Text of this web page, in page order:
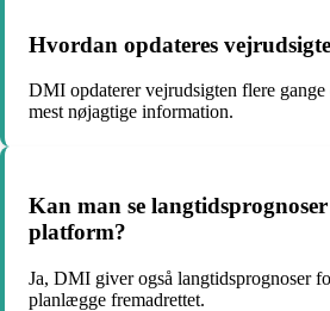
Hvordan opdateres
DMI opdaterer vejrudsigten flere
mest nøjagtige information.
Kan man se
platform?
Ja, DMI giver også langtidsprognoser
planlægge fremadrettet.